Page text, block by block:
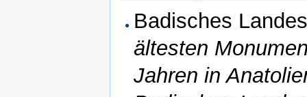
Badisches
ältesten
Jahren in